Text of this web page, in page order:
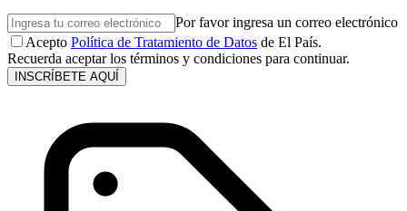
Por favor ingresa un correo electrónico
Acepto Política de Tratamiento de Datos de El País.
Recuerda aceptar los términos y condiciones para continuar.
INSCRÍBETE AQUÍ